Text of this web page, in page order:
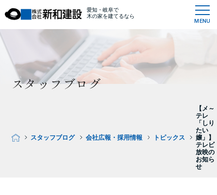
愛知・岐阜で
木の家を建てるなら
MENU
スタッフブログ
スタッフブログ 会社広報・採用情報 トピックス
【メ～
テレ
「しり
たい
嬢」】
テレビ
放映の
お知ら
せ